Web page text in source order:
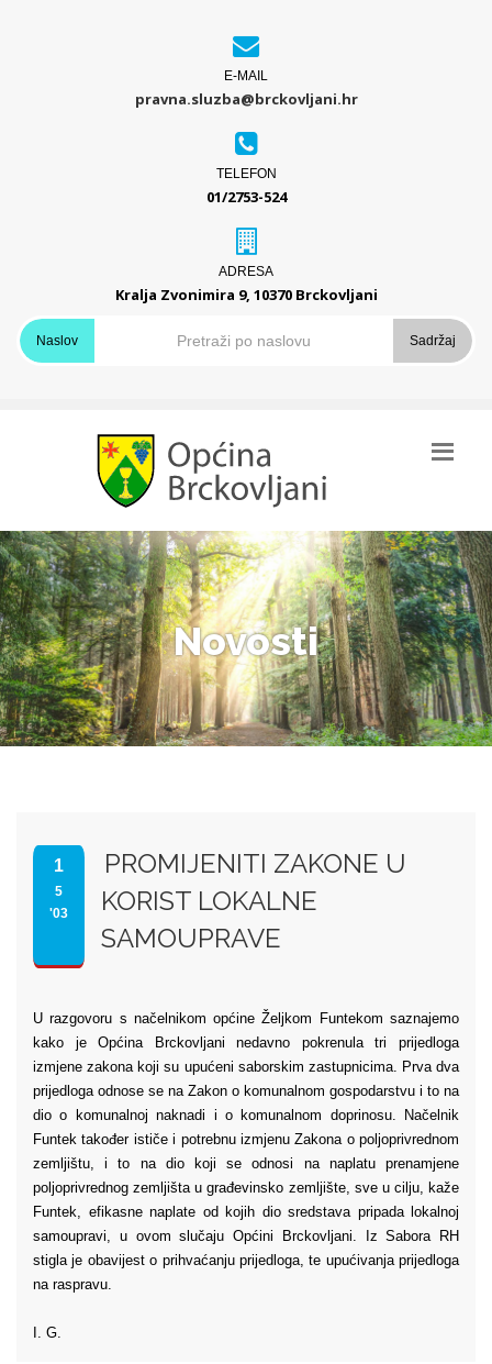
E-MAIL
pravna.sluzba@brckovljani.hr
TELEFON
01/2753-524
ADRESA
Kralja Zvonimira 9, 10370 Brckovljani
Naslov Sadržaj
Novosti
1
5
'03
PROMIJENITI ZAKONE U
KORIST LOKALNE
SAMOUPRAVE
U razgovoru s načelnikom općine Željkom Funtekom saznajemo
kako je Općina Brckovljani nedavno pokrenula tri prijedloga
izmjene zakona koji su upućeni saborskim zastupnicima. Prva dva
prijedloga odnose se na Zakon o komunalnom gospodarstvu i to na
dio o komunalnoj naknadi i o komunalnom doprinosu. Načelnik
Funtek također ističe i potrebnu izmjenu Zakona o poljoprivrednom
zemljištu, i to na dio koji se odnosi na naplatu prenamjene
poljoprivrednog zemljišta u građevinsko zemljište, sve u cilju, kaže
Funtek, efikasne naplate od kojih dio sredstava pripada lokalnoj
samoupravi, u ovom slučaju Općini Brckovljani. Iz Sabora RH
stigla je obavijest o prihvaćanju prijedloga, te upućivanja prijedloga
na raspravu.
I. G.